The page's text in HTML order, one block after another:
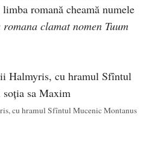
romană cheamă numele
clamat nomen Tuum
cu hramul Sfîntul Mucenic Montanus